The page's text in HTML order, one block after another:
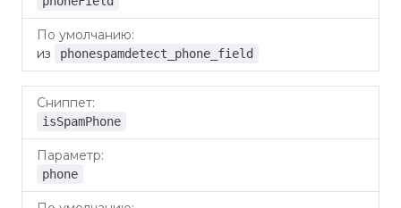
из phonespamdetect_phone_field
isSpamPhone
phone